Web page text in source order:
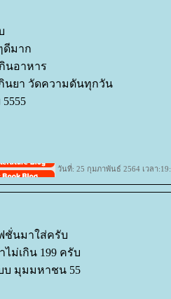
ดีมาก
นอาหาร
นยา วัดความดันทุกวัน
วันที่: 25 กุมภาพันธ์ 2564 เวลา
ชั่นมาใส่ครับ
ม่เกิน 199 ครับ
บ มุมมหาชน 55